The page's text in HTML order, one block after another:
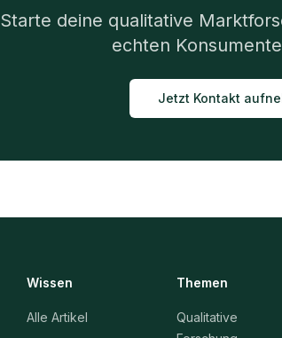
Starte deine qualitative
echten
Jetzt Kontakt
Wissen
Alle Artikel
Themen
Qualitative